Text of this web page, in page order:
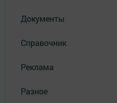
Документы
Справочник
Реклама
Разное